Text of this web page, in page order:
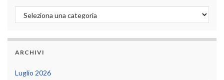
Categorie
ARCHIVI
Luglio 2026